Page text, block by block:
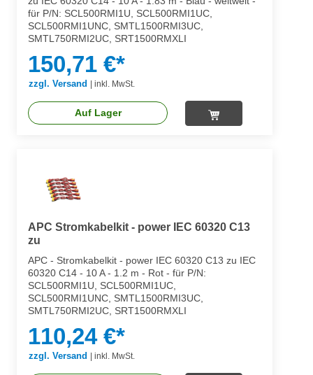
für P/N: SCL500RMI1U, SCL500RMI1UC,
SCL500RMI1UNC, SMTL1500RMI3UC,
SMTL750RMI2UC, SRT1500RMXLI
150,71 €*
zzgl. Versand inkl. MwSt.
Auf Lager
APC Stromkabelkit - power IEC 60320 C13
zu
APC - Stromkabelkit - power IEC 60320 C13 zu IEC
60320 C14 - 10 A - 1.2 m - Rot - für P/N:
SCL500RMI1U, SCL500RMI1UC,
SCL500RMI1UNC, SMTL1500RMI3UC,
SMTL750RMI2UC, SRT1500RMXLI
110,24 €*
zzgl. Versand inkl. MwSt.